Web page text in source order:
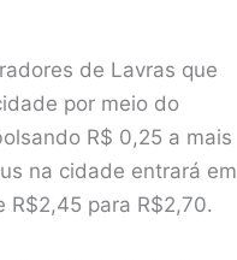
de Lavras que
por meio do
R$ 0,25 a mais
na cidade entrará em
R$2,45 para R$2,70.